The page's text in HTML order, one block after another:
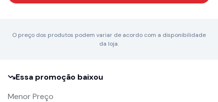
O preço dos produtos podem variar de acordo com a disponibilidade
da loja.
Essa promoção baixou
Menor Preço